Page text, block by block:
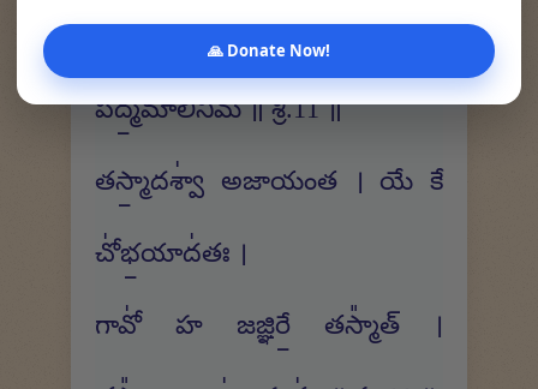
పద్మ॒మాలి॑నీమ్ ॥ శ్రీ.11 ॥
తస్మా॒దశ్వా॑ అజాయంత । యే కే
చో॑భ॒యాద॑తః ।
గావో॑ హ జజ్ఞిరే॒ తస్మా᳚త్ ।
🙏 Donate Now!